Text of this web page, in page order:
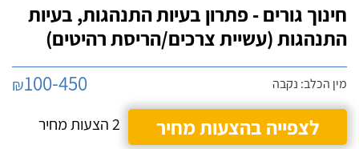
חינוך גורים - פתרון בעיות התנהגות, בעיות
התנהגות (עשיית צרכים/הריסת רהיטים)
מין הכלב: נקבה ₪100-450
לצפייה בהצעות מחיר
2 הצעות מחיר